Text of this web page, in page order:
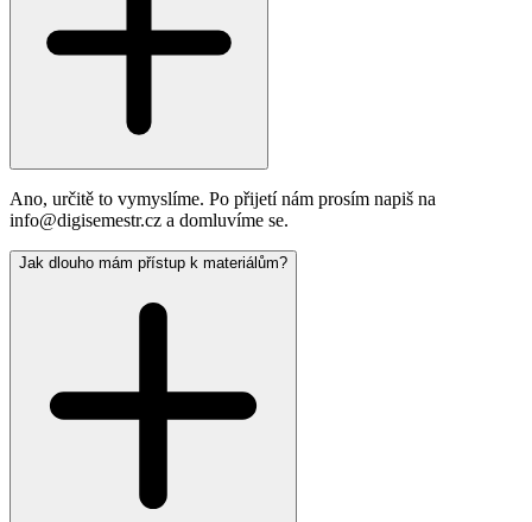
Ano, určitě to vymyslíme. Po přijetí nám prosím napiš na
info@digisemestr.cz a domluvíme se.
Jak dlouho mám přístup k materiálům?